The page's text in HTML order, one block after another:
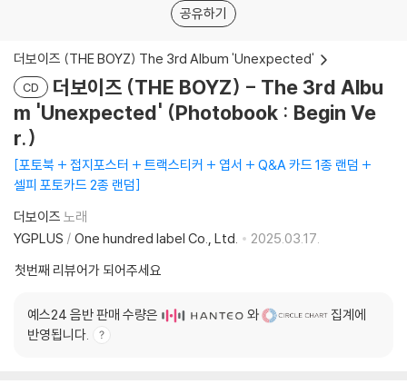
공유하기
더보이즈 (THE BOYZ) The 3rd Album 'Unexpected'
CD
더보이즈 (THE BOYZ) - The 3rd Albu
m 'Unexpected' (Photobook : Begin Ve
r.)
포토북 + 접지포스터 + 트랙스티커 + 엽서 + Q&A 카드 1종 랜덤 +
셀피 포토카드 2종 랜덤
더보이즈 노래
YGPLUS / One hundred label Co., Ltd.
2025.03.17.
첫번째 리뷰어가 되어주세요
예스24 음반 판매 수량은 와
집계에
반영됩니다.